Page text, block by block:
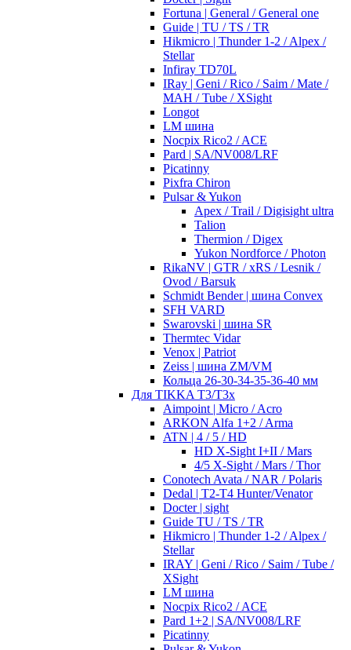
Fortuna | General / General one
Guide | TU / TS / TR
Hikmicro | Thunder 1-2 / Alpex /
Stellar
Infiray TD70L
IRay | Geni / Rico / Saim / Mate /
MAH / Tube / XSight
Longot
LM шина
Nocpix Rico2 / ACE
Pard | SA/NV008/LRF
Picatinny
Pixfra Chiron
Pulsar & Yukon
Apex / Trail / Digisight ultra
Talion
Thermion / Digex
Yukon Nordforce / Photon
RikaNV | GTR / xRS / Lesnik /
Ovod / Barsuk
Schmidt Bender | шина Convex
SFH VARD
Swarovski | шина SR
Thermtec Vidar
Venox | Patriot
Zeiss | шина ZM/VM
Кольца 26-30-34-35-36-40 мм
Для TIKKA T3/T3x
Aimpoint | Micro / Acro
ARKON Alfa 1+2 / Arma
ATN | 4 / 5 / HD
HD X-Sight I+II / Mars
4/5 X-Sight / Mars / Thor
Conotech Avata / NAR / Polaris
Dedal | T2-T4 Hunter/Venator
Docter | sight
Guide TU / TS / TR
Hikmicro | Thunder 1-2 / Alpex /
Stellar
IRAY | Geni / Rico / Saim / Tube /
XSight
LM шина
Nocpix Rico2 / ACE
Pard 1+2 | SA/NV008/LRF
Picatinny